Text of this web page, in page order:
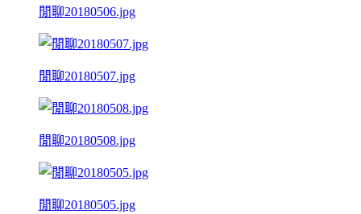
閒聊20180506.jpg
閒聊20180507.jpg
閒聊20180508.jpg
閒聊20180505.jpg